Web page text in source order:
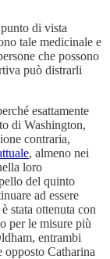
di vista
tale medicinale e
che possono
può distrarli
esattamente
di Washington,
contraria,
, almeno nei
loro
del quinto
ad essere
stata ottenuta con
per le misure più
entrambi
opposto Catharina